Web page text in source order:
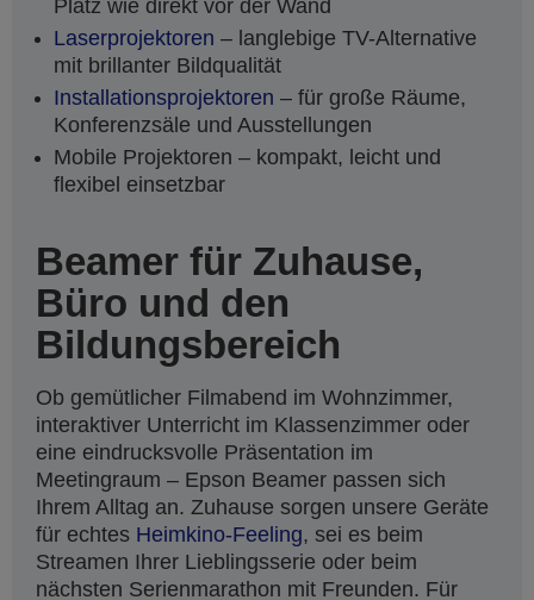
Platz wie direkt vor der Wand
Laserprojektoren – langlebige TV-Alternative
mit brillanter Bildqualität
Installationsprojektoren – für große Räume,
Konferenzsäle und Ausstellungen
Mobile Projektoren – kompakt, leicht und
flexibel einsetzbar
Beamer für Zuhause,
Büro und den
Bildungsbereich
Ob gemütlicher Filmabend im Wohnzimmer,
interaktiver Unterricht im Klassenzimmer oder
eine eindrucksvolle Präsentation im
Meetingraum – Epson Beamer passen sich
Ihrem Alltag an. Zuhause sorgen unsere Geräte
für echtes Heimkino-Feeling, sei es beim
Streamen Ihrer Lieblingsserie oder beim
nächsten Serienmarathon mit Freunden. Für